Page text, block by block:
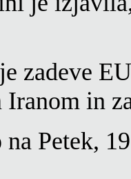
zadeve
in
Petek,